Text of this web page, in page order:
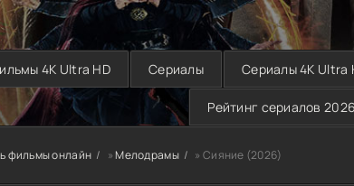
4K Ultra HD Сериалы Сериалы 4K Ultra
Рейтинг сериалов
фильмы онлайн »Мелодрамы » Сияние (2026)